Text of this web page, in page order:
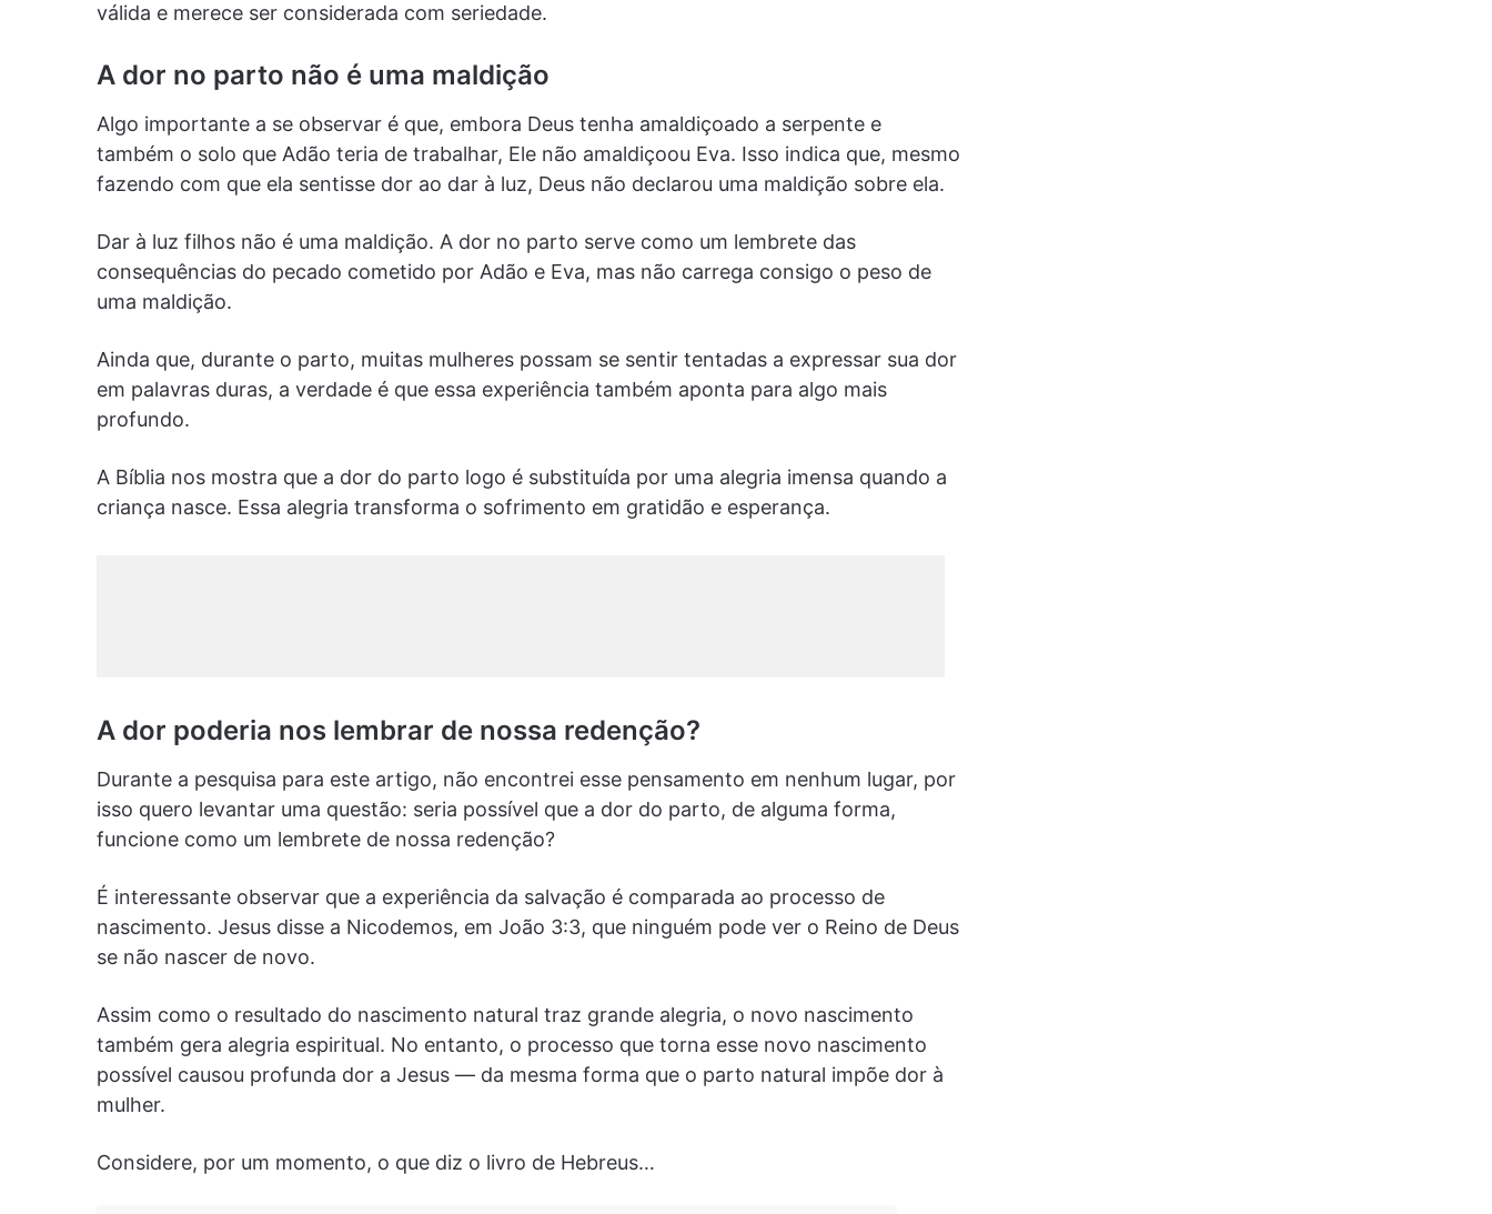
válida e merece ser considerada com seriedade.
A dor no parto não é uma maldição
Algo importante a se observar é que, embora Deus tenha amaldiçoado a serpente e
também o solo que Adão teria de trabalhar, Ele não amaldiçoou Eva. Isso indica que, mesmo
fazendo com que ela sentisse dor ao dar à luz, Deus não declarou uma maldição sobre ela.
Dar à luz filhos não é uma maldição. A dor no parto serve como um lembrete das
consequências do pecado cometido por Adão e Eva, mas não carrega consigo o peso de
uma maldição.
Ainda que, durante o parto, muitas mulheres possam se sentir tentadas a expressar sua dor
em palavras duras, a verdade é que essa experiência também aponta para algo mais
profundo.
A Bíblia nos mostra que a dor do parto logo é substituída por uma alegria imensa quando a
criança nasce. Essa alegria transforma o sofrimento em gratidão e esperança.
A dor poderia nos lembrar de nossa redenção?
Durante a pesquisa para este artigo, não encontrei esse pensamento em nenhum lugar, por
isso quero levantar uma questão: seria possível que a dor do parto, de alguma forma,
funcione como um lembrete de nossa redenção?
É interessante observar que a experiência da salvação é comparada ao processo de
nascimento. Jesus disse a Nicodemos, em João 3:3, que ninguém pode ver o Reino de Deus
se não nascer de novo.
Assim como o resultado do nascimento natural traz grande alegria, o novo nascimento
também gera alegria espiritual. No entanto, o processo que torna esse novo nascimento
possível causou profunda dor a Jesus — da mesma forma que o parto natural impõe dor à
mulher.
Considere, por um momento, o que diz o livro de Hebreus…